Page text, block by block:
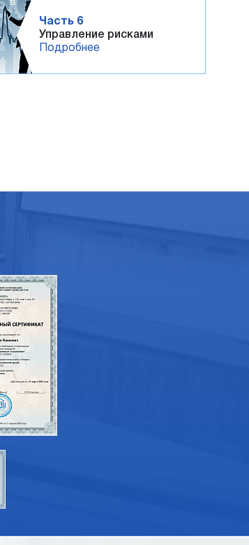
Часть 6
Управление рисками
Подробнее